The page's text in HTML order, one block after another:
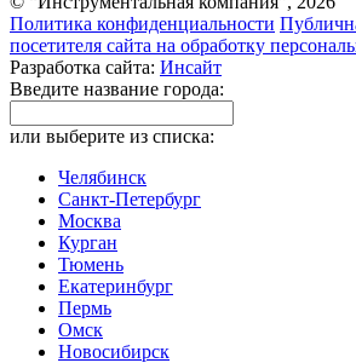
Политика конфиденциальности
посетителя сайта на обработку
Разработка сайта: Инсайт
Введите название города:
или выберите из списка:
Челябинск
Санкт-Петербург
Москва
Курган
Тюмень
Екатеринбург
Пермь
Омск
Новосибирск